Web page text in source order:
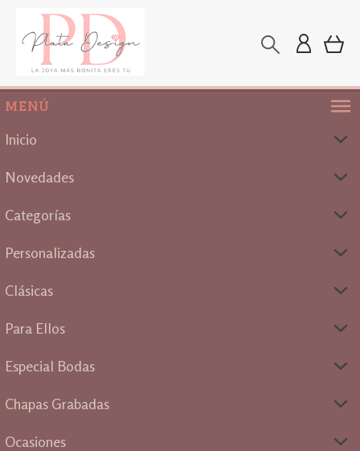
MENÚ
Inicio
Novedades
Categorías
Personalizadas
Clásicas
Para Ellos
Especial Bodas
Chapas Grabadas
Ocasiones